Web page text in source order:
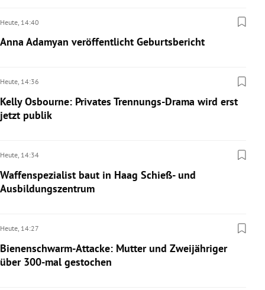
Heute, 14:40
Anna Adamyan veröffentlicht Geburtsbericht
Heute, 14:36
Kelly Osbourne: Privates Trennungs-Drama wird erst
jetzt publik
Heute, 14:34
Waffenspezialist baut in Haag Schieß- und
Ausbildungszentrum
Heute, 14:27
Bienenschwarm-Attacke: Mutter und Zweijähriger
über 300-mal gestochen